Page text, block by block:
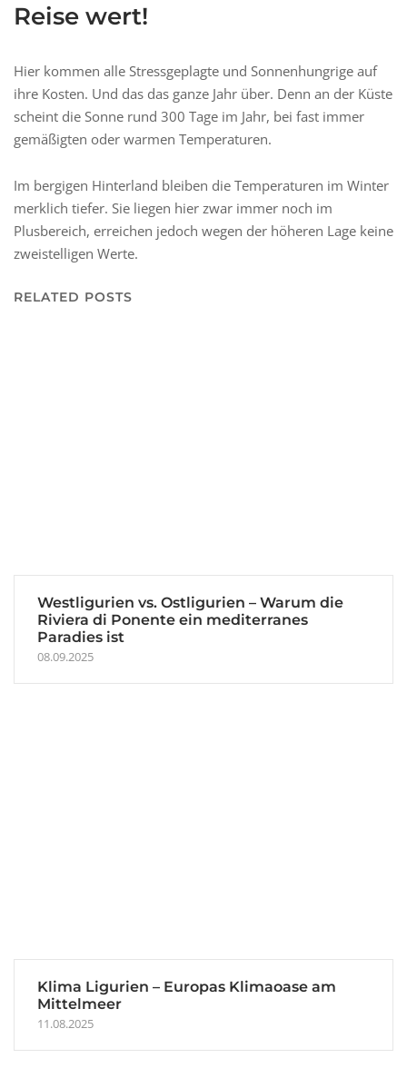
Reise wert!
Hier kommen alle Stressgeplagte und Sonnenhungrige auf
ihre Kosten. Und das das ganze Jahr über. Denn an der Küste
scheint die Sonne rund 300 Tage im Jahr, bei fast immer
gemäßigten oder warmen Temperaturen.
Im bergigen Hinterland bleiben die Temperaturen im Winter
merklich tiefer. Sie liegen hier zwar immer noch im
Plusbereich, erreichen jedoch wegen der höheren Lage keine
zweistelligen Werte.
RELATED POSTS
Westligurien vs. Ostligurien – Warum die
Riviera di Ponente ein mediterranes
Paradies ist
08.09.2025
Klima Ligurien – Europas Klimaoase am
Mittelmeer
11.08.2025